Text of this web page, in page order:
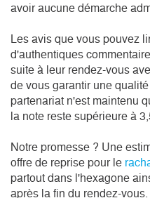
avoir aucune démarche
Les avis que vous pouvez
d'authentiques
suite à leur rendez-vous
de vous garantir une
partenariat n'est maintenu
la note reste supérieure à
Notre promesse ? Une
offre de reprise pour le
partout dans l'hexagone
après la fin du rendez-vous.